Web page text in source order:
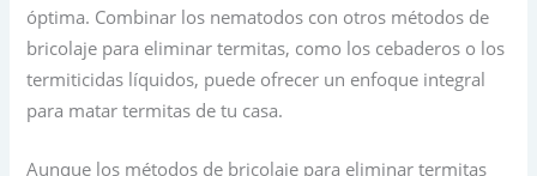
óptima. Combinar los nematodos con otros métodos de
bricolaje para eliminar termitas, como los cebaderos o los
termiticidas líquidos, puede ofrecer un enfoque integral
para matar termitas de tu casa.
Aunque los métodos de bricolaje para eliminar termitas